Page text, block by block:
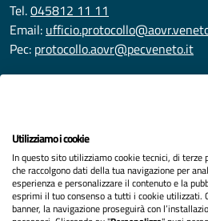
Tel.045812 11 11
Email:
Pec: protocollo.aovr@pecveneto.it
Privacy
Accessibilità
Utilizziamo i cookie
In questo sito utilizziamo cookie tecnici, di
che raccolgono dati della tua navigazione per
esperienza e personalizzare il contenuto e la
esprimi il tuo consenso a tutti i cookie utilizzati.
banner, la navigazione proseguirà con